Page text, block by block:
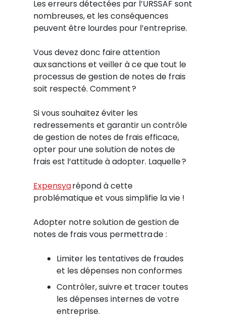
Les erreurs détectées par l’URSSAF sont
nombreuses, et les conséquences
peuvent être lourdes pour l’entreprise.
Vous devez donc faire attention
aux sanctions et veiller à ce que tout le
processus de gestion de notes de frais
soit respecté. Comment ?
Si vous souhaitez éviter les
redressements et garantir un contrôle
de gestion de notes de frais efficace,
opter pour une solution de notes de
frais est l‘attitude à adopter. Laquelle ?
Expensyarépond à cette
problématique et vous simplifie la vie !
Adopter notre solution de gestion de
notes de frais vous permettra de :
Limiter les tentatives de fraudes
et les dépenses non conformes
Contrôler, suivre et tracer toutes
les dépenses internes de votre
entreprise.